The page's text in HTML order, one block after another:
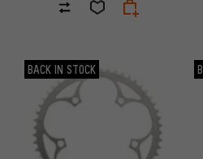
BACK IN STOCK